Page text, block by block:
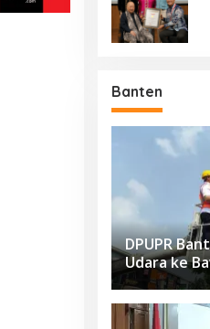
Banten
DPUPR
Udara ke
Raden